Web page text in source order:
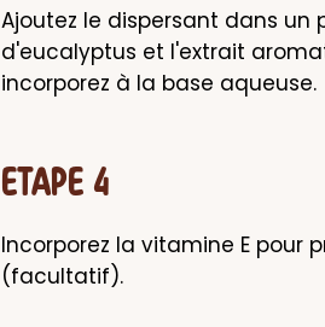
Ajoutez le dispersant dans un
d'eucalyptus et l'extrait
incorporez à la base aqueuse.
ETAPE 4
Incorporez la vitamine E pour
(facultatif).